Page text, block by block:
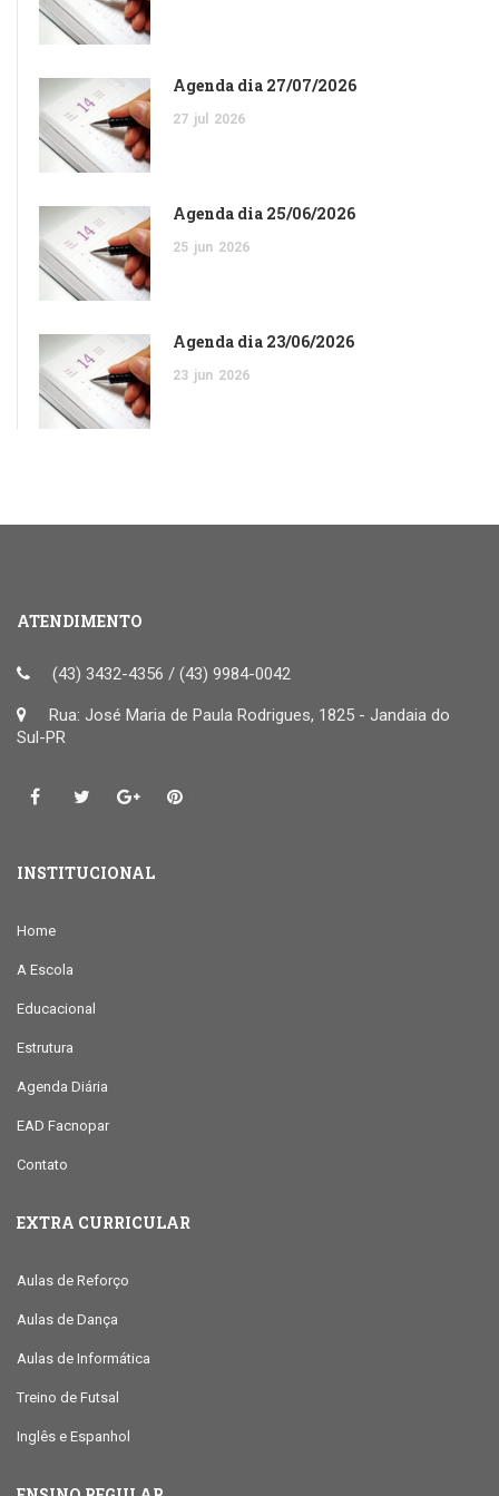
Agenda dia 27/07/2026
27 jul 2026
Agenda dia 25/06/2026
25 jun 2026
Agenda dia 23/06/2026
23 jun 2026
ATENDIMENTO
(43) 3432-4356 / (43) 9984-0042
Rua: José Maria de Paula Rodrigues, 1825 - Jandaia do
Sul-PR
INSTITUCIONAL
Home
A Escola
Educacional
Estrutura
Agenda Diária
EAD Facnopar
Contato
EXTRA CURRICULAR
Aulas de Reforço
Aulas de Dança
Aulas de Informática
Treino de Futsal
Inglês e Espanhol